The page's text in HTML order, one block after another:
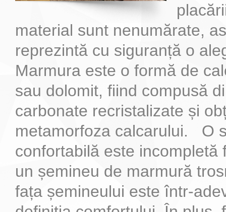
material sunt nenumărate,
reprezintă cu siguranță o
Marmura este o formă de
sau dolomit, fiind compusă
carbonate recristalizate și
metamorfoza calcarului. O
confortabilă este incompletă
un șemineu de marmură
fața șemineului este într-